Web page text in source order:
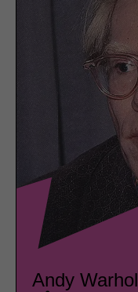
Andy Warhol